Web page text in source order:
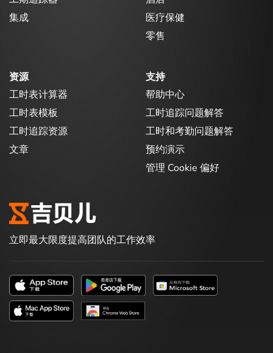
集成
医疗保健
零售
资源
工时表计算器
工时表模板
工时追踪资源
文章
支持
帮助中心
工时追踪问题解答
工时和考勤问题解答
预约演示
管理 Cookie 偏好
立即最大限度提高团队的工作效率